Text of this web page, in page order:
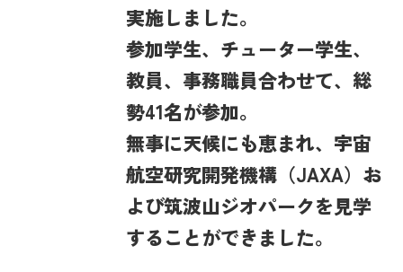
実施しました。
参加学生、チューター学生、
教員、事務職員合わせて、総
勢41名が参加。
無事に天候にも恵まれ、宇宙
航空研究開発機構（JAXA）お
よび筑波山ジオパークを見学
することができました。